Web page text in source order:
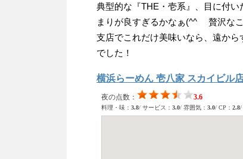
典型的な『THE・壱系』、目に付
まりが良すぎるかなぁ(^^ゞ 贅沢な
支店でこれだけ美味いなら、遠か
でした！
横浜らーめん 壱八家 スカイビル